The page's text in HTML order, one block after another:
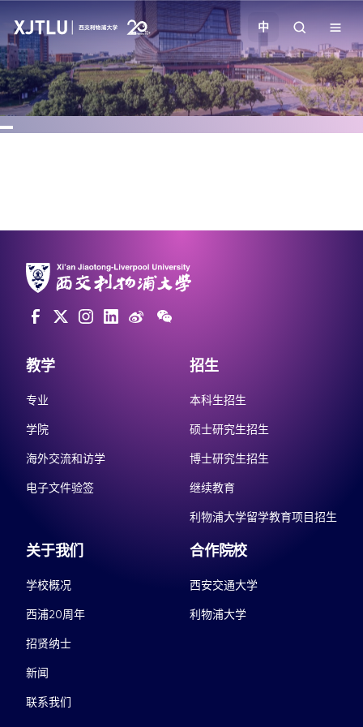
教学
招生
学院
校园生活
中
教学
专业
学院
海外交流和访学
电子文件验签
招生
本科生招生
硕士研究生招生
博士研究生招生
继续教育
利物浦大学留学教育项目招生
关于我们
学校概况
西浦20周年
招贤纳士
新闻
联系我们
合作院校
西安交通大学
利物浦大学